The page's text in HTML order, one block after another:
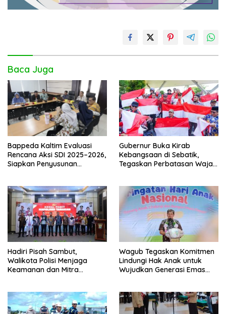
Baca Juga
Bappeda Kaltim Evaluasi
Rencana Aksi SDI 2025–2026,
Siapkan Penyusunan
Gubernur Buka Kirab
Kebangsaan di Sebatik,
Tegaskan Perbatasan Wajah
Hadiri Pisah Sambut,
Walikota Polisi Menjaga
Keamanan dan Mitra
Wagub Tegaskan Komitmen
Lindungi Hak Anak untuk
Wujudkan Generasi Emas